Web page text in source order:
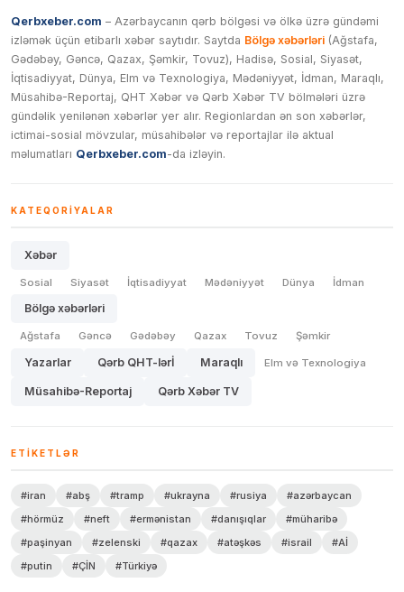
Qerbxeber.com – Azərbaycanın qərb bölgəsi və ölkə üzrə gündəmi
izləmək üçün etibarlı xəbər saytıdır. Saytda Bölgə xəbərləri (Ağstafa,
Gədəbəy, Gəncə, Qazax, Şəmkir, Tovuz), Hadisə, Sosial, Siyasət,
İqtisadiyyat, Dünya, Elm və Texnologiya, Mədəniyyət, İdman, Maraqlı,
Müsahibə-Reportaj, QHT Xəbər və Qərb Xəbər TV bölmələri üzrə
gündəlik yenilənən xəbərlər yer alır. Regionlardan ən son xəbərlər,
ictimai-sosial mövzular, müsahibələr və reportajlar ilə aktual
məlumatları Qerbxeber.com-da izləyin.
KATEQORIYALAR
Xəbər
Sosial Siyasət İqtisadiyyat Mədəniyyət Dünya İdman
Bölgə xəbərləri
Ağstafa Gəncə Gədəbəy Qazax Tovuz Şəmkir
Yazarlar Qərb QHT-lərİ Maraqlı Elm və Texnologiya
Müsahibə-Reportaj Qərb Xəbər TV
ETIKETLƏR
#iran #abş #tramp #ukrayna #rusiya
#azərbaycan
#hörmüz
#neft #ermənistan #danışıqlar
#müharibə
#paşinyan
#zelenski #qazax #atəşkəs #israil
#Aİ
#putin
#ÇİN #Türkiyə